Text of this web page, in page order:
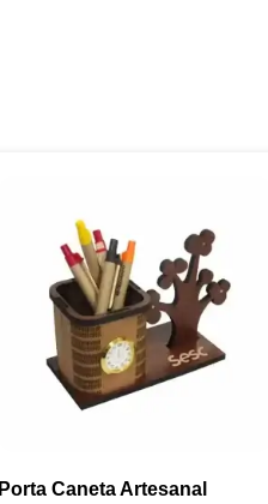
Porta Caneta Artesanal